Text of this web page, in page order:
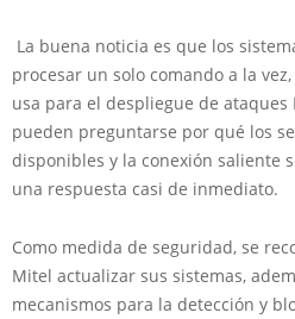
La buena noticia es que los
procesar un solo comando a la
usa para el despliegue de ataques
pueden preguntarse por qué los
disponibles y la conexión saliente
una respuesta casi de inmediato.
Como medida de seguridad, se
Mitel actualizar sus sistemas,
mecanismos para la detección y